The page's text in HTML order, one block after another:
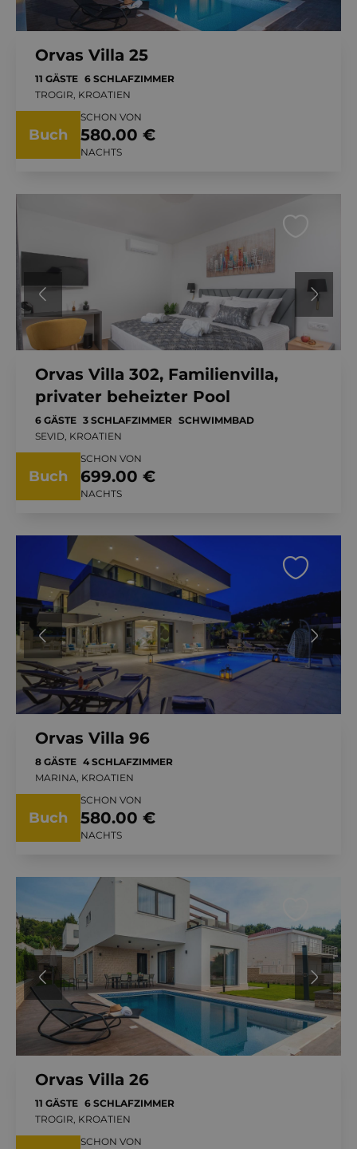
Orvas Villa 25
11 GÄSTE 6 SCHLAFZIMMER
TROGIR, KROATIEN
Buch
SCHON VON
580.00 €
NACHTS
Orvas Villa 302, Familienvilla,
privater beheizter Pool
6 GÄSTE 3 SCHLAFZIMMER SCHWIMMBAD
SEVID, KROATIEN
Buch
SCHON VON
699.00 €
NACHTS
Orvas Villa 96
8 GÄSTE 4 SCHLAFZIMMER
MARINA, KROATIEN
Buch
SCHON VON
580.00 €
NACHTS
Orvas Villa 26
11 GÄSTE 6 SCHLAFZIMMER
TROGIR, KROATIEN
SCHON VON